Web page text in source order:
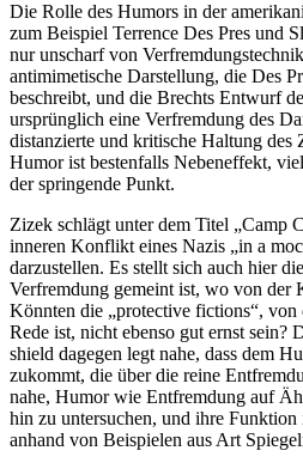
Die Rolle des Humors in der
zum Beispiel Terrence Des Pres und
nur unscharf von
antimimetische Darstellung, die Des
beschreibt, und die Brechts Entwurf
ursprünglich eine Verfremdung des
distanzierte und kritische Haltung des
Humor ist bestenfalls Nebeneffekt,
der springende Punkt.
Zizek schlägt unter dem Titel „Camp
inneren Konflikt eines Nazis „in a
darzustellen. Es stellt sich auch hier
Verfremdung gemeint ist, wo von der
Könnten die „protective fictions“, von
Rede ist, nicht ebenso gut ernst sein?
shield dagegen legt nahe, dass dem
zukommt, die über die reine
nahe, Humor wie Entfremdung auf
hin zu untersuchen, und ihre
anhand von Beispielen aus Art